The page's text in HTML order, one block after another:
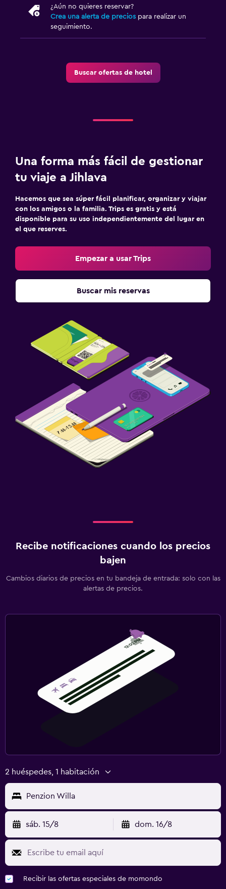
¿Aún no quieres reservar?
Crea una alerta de precios para realizar un
seguimiento.
Buscar ofertas de hotel
Una forma más fácil de gestionar
tu viaje a Jihlava
Hacemos que sea súper fácil planificar, organizar y viajar
con los amigos o la familia. Trips es gratis y está
disponible para su uso independientemente del lugar en
el que reserves.
Empezar a usar Trips
Buscar mis reservas
Recibe notificaciones cuando los precios
bajen
Cambios diarios de precios en tu bandeja de entrada: solo con las
alertas de precios.
2 huéspedes, 1 habitación
Penzion Willa
sáb. 15/8 dom. 16/8
Recibir las ofertas especiales de momondo